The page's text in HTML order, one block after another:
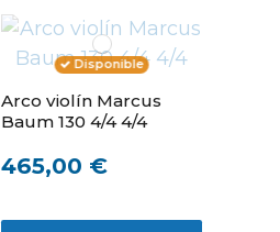
Disponible
Arco violín Marcus
Baum 130 4/4 4/4
465,00 €